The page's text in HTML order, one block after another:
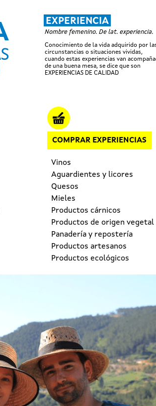
EXPERIENCIA
Nombre femenino. De lat. experiencia.
Conocimiento de la vida adquirido por
circunstancias o situaciones vividas,
cuando estas experiencias van
de una buena mesa, se dice que son
EXPERIENCIAS DE CALIDAD
COMPRAR EXPERIENCIAS
Vinos
Aguardientes y licores
Quesos
Mieles
Productos cárnicos
Productos de origen vegetal
Panadería y repostería
Productos artesanos
Productos ecológicos